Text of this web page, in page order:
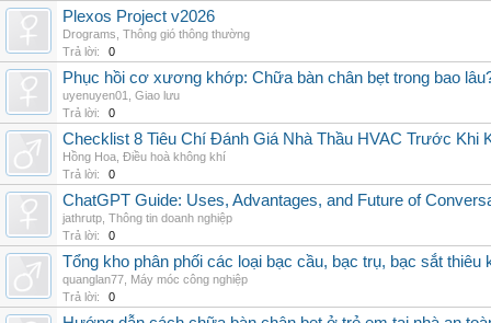
Plexos Project v2026
Drograms Thông gió thông thường
Trả lời:
0
Phục hồi cơ xương khớp: Chữa bàn chân bẹt trong bao
uyenuyen01
Giao lưu
Trả lời:
0
Checklist 8 Tiêu Chí Đánh Giá Nhà Thầu HVAC Trước Khi
Hồng Hoa Điều hoà không khí
Trả lời:
0
ChatGPT Guide: Uses, Advantages, and Future of
jathrutp Thông tin doanh nghiệp
Trả lời:
0
Tổng kho phân phối các loại bạc cầu, bạc trụ, bạc sắt thiêu
quanglan77 Máy móc công nghiệp
Trả lời:
0